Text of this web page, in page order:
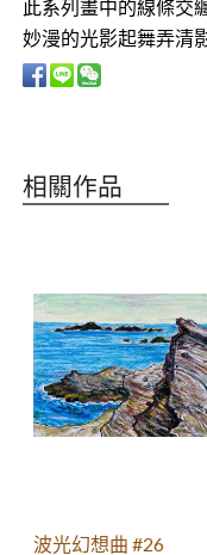
此系列畫中的線條交
妙漫的光影起舞弄清
相關作品
波光幻想曲 #26